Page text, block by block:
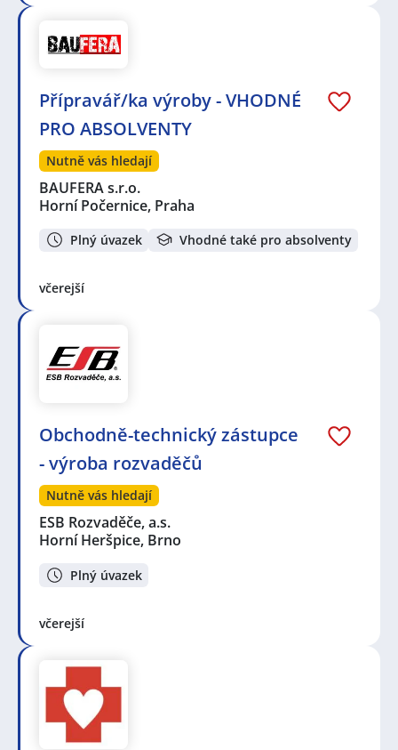
Přípravář/ka výroby - VHODNÉ
PRO ABSOLVENTY
Nutně vás hledají
BAUFERA s.r.o.
Horní Počernice, Praha
Plný úvazek Vhodné také pro absolventy
včerejší
Obchodně-technický zástupce
- výroba rozvaděčů
Nutně vás hledají
ESB Rozvaděče, a.s.
Horní Heršpice, Brno
Plný úvazek
včerejší